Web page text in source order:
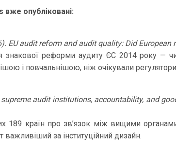
опубліковані:
EU audit reform and audit quality: Did
реформи аудиту ЄС 2014 року — чи
і повчальнішою, ніж очікували
audit institutions, accountability, and
189 країн про зв’язок між вищими
важливіший за інституційний дизайн.